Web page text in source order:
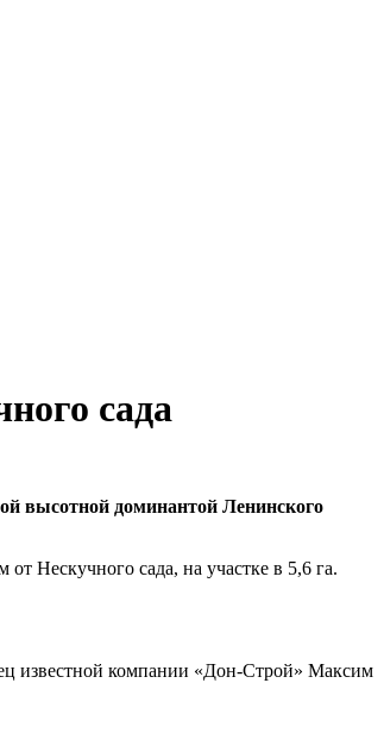
сада
высотной доминантой Ленинского
Нескучного сада, на участке в 5,6 га.
известной компании «Дон-Строй» Максим